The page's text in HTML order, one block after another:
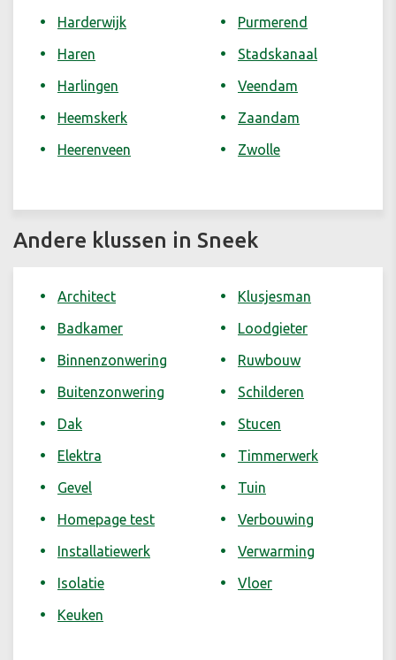
Harderwijk
Haren
Harlingen
Heemskerk
Heerenveen
Purmerend
Stadskanaal
Veendam
Zaandam
Zwolle
Andere klussen in Sneek
Architect
Badkamer
Binnenzonwering
Buitenzonwering
Dak
Elektra
Gevel
Homepage test
Installatiewerk
Isolatie
Keuken
Klusjesman
Loodgieter
Ruwbouw
Schilderen
Stucen
Timmerwerk
Tuin
Verbouwing
Verwarming
Vloer